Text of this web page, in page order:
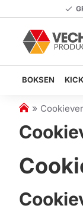
BOKSEN
h
m